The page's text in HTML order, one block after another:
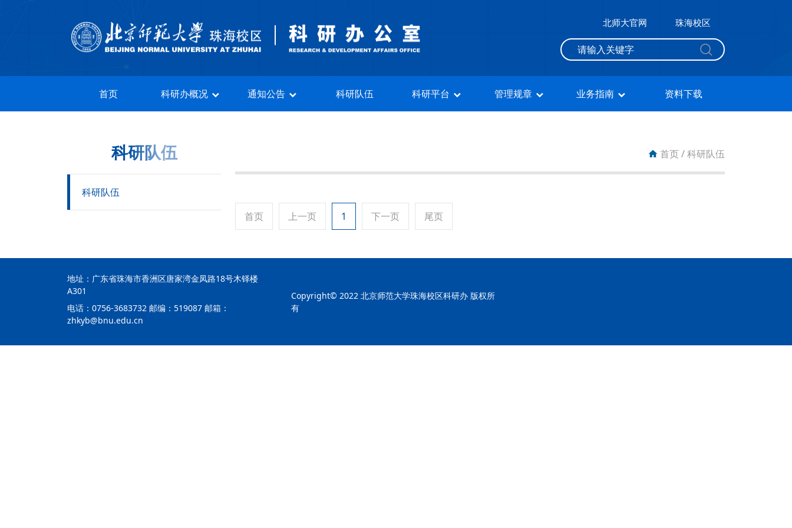
北师大官网 珠海校区
首页 科研办概况 通知公告 科研队伍 科研平台 管理规章 业务指南 资料下载
科研办概况
通知公告
科研队伍
科研队伍
首页/科研队伍
首页 上一页 1 下一页 尾页
地址：广东省珠海市香洲区唐家湾金凤路18号木铎楼
A301
电话：0756-3683732 邮编：519087 邮箱：
zhkyb@bnu.edu.cn
Copyright© 2022 北京师范大学珠海校区科研办 版权所
有